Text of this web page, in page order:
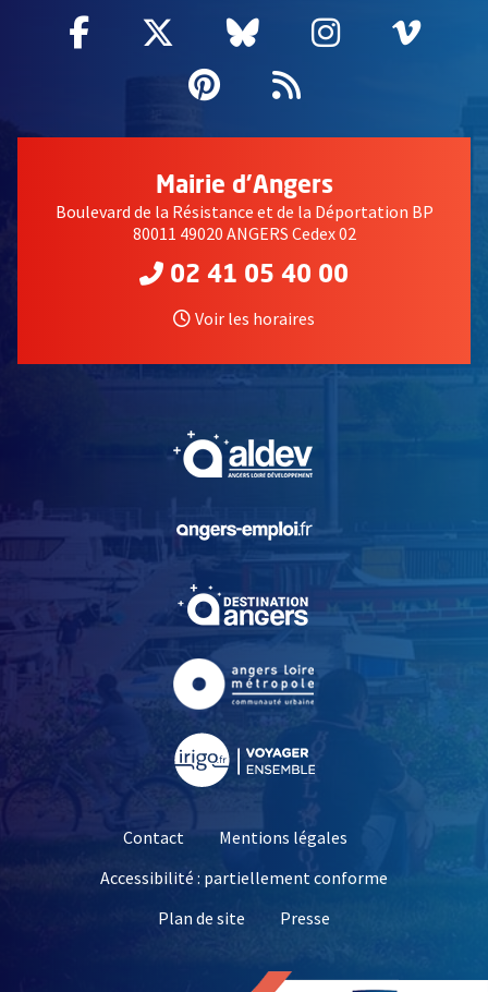
Facebook
, Ouvre une nouvelle fenêtre
Twitter
, Ouvre une nouvelle
Bluesky
, Ouvre une
Instagram
, Ouvre
,
Pinterest
, Ouvre une
Flux RSS
Mairie d'Angers
Boulevard de la Résistance et de la Déportation BP
80011 49020 ANGERS Cedex 02
02 41 05 40 00
Voir les horaires
, Ouvre une nouvelle
, Ouvre une nouvelle
Contact
Mentions légales
Accessibilité : partiellement conforme
Plan de site
Presse